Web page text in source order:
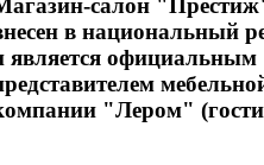
салон
в национальный
является официальным
"Лером"